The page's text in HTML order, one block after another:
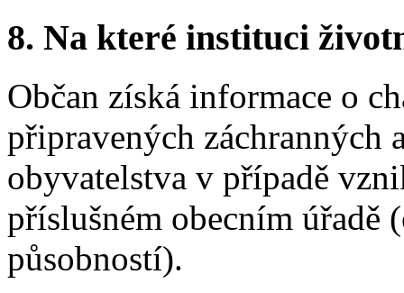
8. Na které instituci
Občan získá informace o
připravených záchranných
obyvatelstva v případě
příslušném obecním úřadě
působností).